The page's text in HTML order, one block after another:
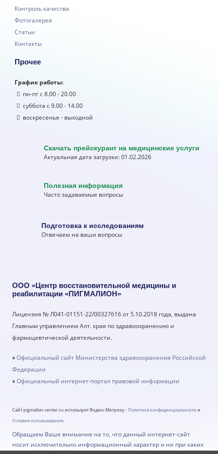
Контроль качества
Фотогалерея
Статьи
Контакты
Прочее
График работы:
пн-пт с 8.00 - 20.00
суббота с 9.00 - 14.00
воскресенье - выходной
Скачать прейскурант на медицинские услуги
Актуальная дата загрузки: 01.02.2026
Полезная информация
Часто задаваемые вопросы
Подготовка к исследованиям
Отвечаем на ваши вопросы
ООО «Центр восстановительной медицины и
реабилитации «ПИГМАЛИОН»
Лицензия № Л041-01151-22/00327616 от 5.10.2018 года, выдана
Главным управлением Алт. края по здравоохранению и
фармацевтической деятельности.
♦ Официальный сайт Министерства здравоохранения Российской
Федерации
♦ Официальный интернет-портал правовой информации
Сайт pigmalion-center.ru использует Яндекс.Метрику - Политика конфиденциальности и
Условия использования
Обращаем Ваше внимание на то, что данный интернет-сайт
носит исключительно информационный характер и ни при каких